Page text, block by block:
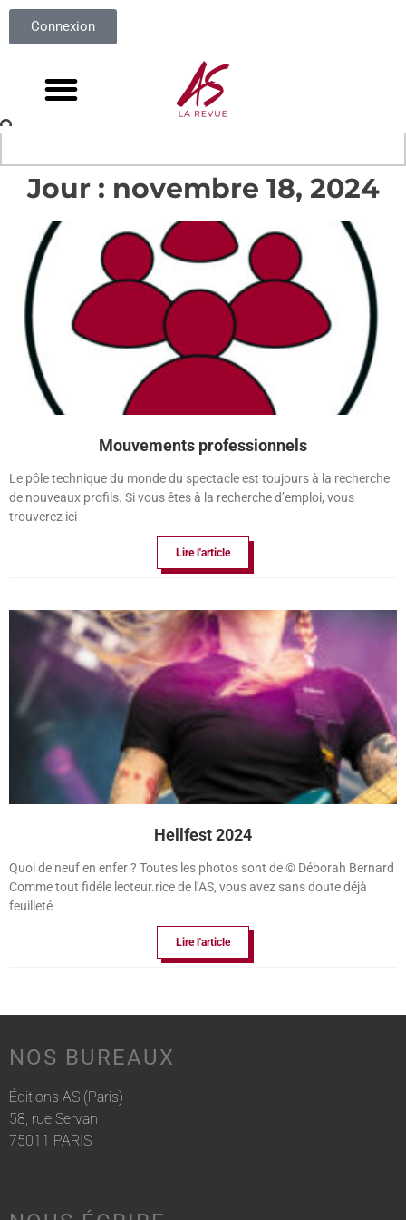
Connexion
Jour : novembre 18, 2024
Mouvements professionnels
Le pôle technique du monde du spectacle est toujours à la recherche
de nouveaux profils. Si vous êtes à la recherche d’emploi, vous
trouverez ici
Lire l'article
Hellfest 2024
Quoi de neuf en enfer ? Toutes les photos sont de © Déborah Bernard
Comme tout fidéle lecteur.rice de l’AS, vous avez sans doute déjà
feuilleté
Lire l'article
NOS BUREAUX
Éditions AS (Paris)
58, rue Servan
75011 PARIS